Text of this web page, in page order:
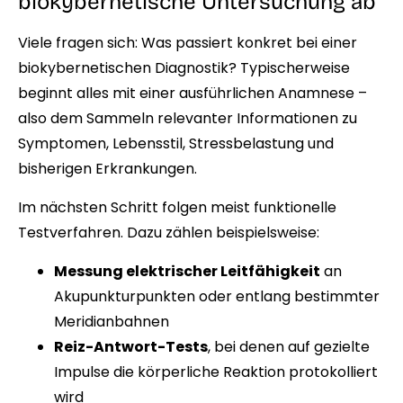
Viele fragen sich: Was passiert konkret bei einer
biokybernetischen Diagnostik? Typischerweise
beginnt alles mit einer ausführlichen Anamnese –
also dem Sammeln relevanter Informationen zu
Symptomen, Lebensstil, Stressbelastung und
bisherigen Erkrankungen.
Im nächsten Schritt folgen meist funktionelle
Testverfahren. Dazu zählen beispielsweise:
Messung elektrischer Leitfähigkeit an
Akupunkturpunkten oder entlang bestimmter
Meridianbahnen
Reiz-Antwort-Tests, bei denen auf gezielte
Impulse die körperliche Reaktion protokolliert
wird